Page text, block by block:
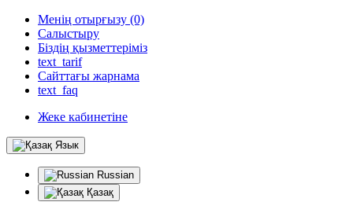
Менің отырғызу (0)
Салыстыру
Біздің қызметтеріміз
text_tarif
Сайттағы жарнама
text_faq
Жеке кабинетіне
Язык
Russian
Қазақ